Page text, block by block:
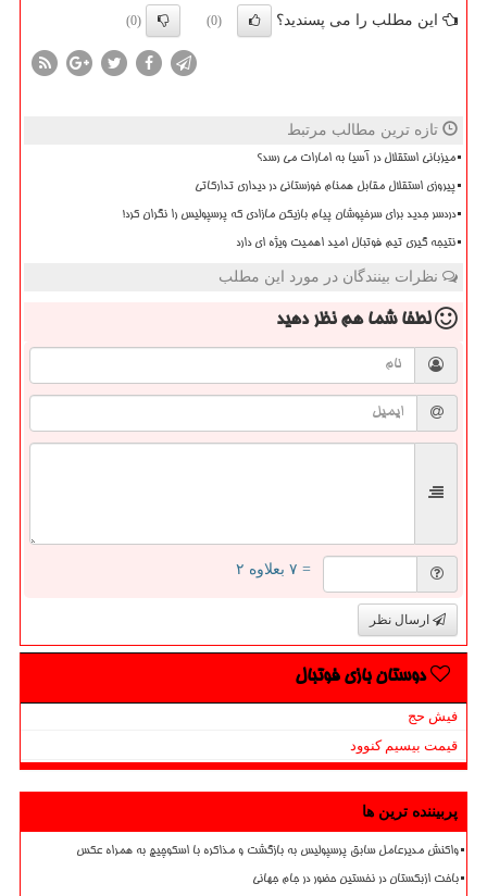
این مطلب را می پسندید؟ (0)
(0)
تازه ترین مطالب مرتبط
میزبانی استقلال در آسیا به امارات می رسد؟
پیروزی استقلال مقابل همنام خوزستانی در دیداری تدارکاتی
دردسر جدید برای سرخپوشان پیام بازیکن مازادی که پرسپولیس را نگران کرد!
نتیجه گیری تیم فوتبال امید اهمیت ویژه ای دارد
نظرات بینندگان در مورد این مطلب
لطفا شما همنظر دهید
= ۷ بعلاوه ۲
ارسال نظر
دوستان بازی فوتبال
فیش حج
قیمت بیسیم کنوود
پربیننده ترین ها
واکنش مدیرعامل سابق پرسپولیس به بازگشت و مذاکره با اسکوچیچ به همراه عکس
باخت ازبکستان در نخستین حضور در جام جهانی